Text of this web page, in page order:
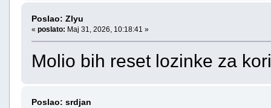
Poslao: Zlyu
« poslato: Maj 31, 2026, 10:18:41 »
Molio bih reset lozinke za
Poslao: srdjan